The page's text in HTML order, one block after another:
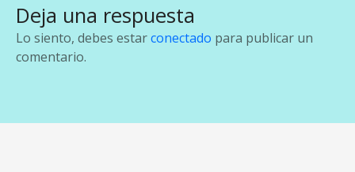
g
a
i
Deja una respuesta
Lo siento, debes estarconectado para publicar un
comentario.